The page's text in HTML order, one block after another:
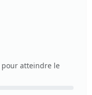
pour atteindre le